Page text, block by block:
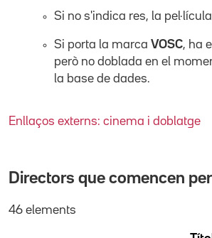
Si no s'indica res, la
Si porta la marca VOSC, ha
però no doblada en el
la base de dades.
Enllaços externs: cinema i doblatge
Directors que comencen per
46 elements